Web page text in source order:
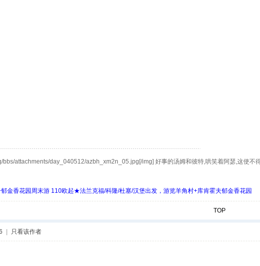
bbs/attachments/day_040512/azbh_xm2n_05.jpg[/img] 好事的汤姆和彼特,哄笑着阿瑟,这使
金香花园周末游 110欧起★法兰克福/科隆/杜塞/汉堡出发，游览羊角村+库肯霍夫郁金香花园
TOP
只看该作者